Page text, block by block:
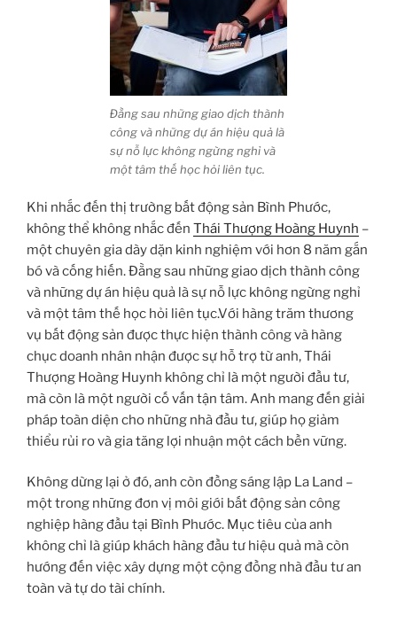
Đằng sau những giao dịch thành
công và những dự án hiệu quả là
sự nỗ lực không ngừng nghỉ và
một tâm thế học hỏi liên tục.
Khi nhắc đến thị trường bất động sản Bình Phước,
không thể không nhắc đến Thái Thượng Hoàng Huynh –
một chuyên gia dày dặn kinh nghiệm với hơn 8 năm gắn
bó và cống hiến. Đằng sau những giao dịch thành công
và những dự án hiệu quả là sự nỗ lực không ngừng nghỉ
và một tâm thế học hỏi liên tục.Với hàng trăm thương
vụ bất động sản được thực hiện thành công và hàng
chục doanh nhân nhận được sự hỗ trợ từ anh, Thái
Thượng Hoàng Huynh không chỉ là một người đầu tư,
mà còn là một người cố vấn tận tâm. Anh mang đến giải
pháp toàn diện cho những nhà đầu tư, giúp họ giảm
thiểu rủi ro và gia tăng lợi nhuận một cách bền vững.
Không dừng lại ở đó, anh còn đồng sáng lập La Land –
một trong những đơn vị môi giới bất động sản công
nghiệp hàng đầu tại Bình Phước. Mục tiêu của anh
không chỉ là giúp khách hàng đầu tư hiệu quả mà còn
hướng đến việc xây dựng một cộng đồng nhà đầu tư an
toàn và tự do tài chính.